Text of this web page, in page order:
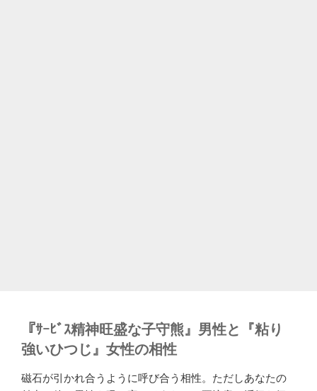
『ｻｰﾋﾞｽ精神旺盛な子守熊』男性と『粘り
強いひつじ』女性の相性
磁石が引かれ合うように呼び合う相性。ただしあなたの